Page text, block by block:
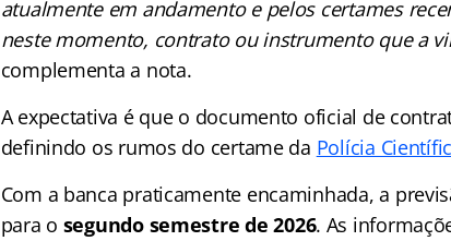
atualmente em andamento e pelos certames
neste momento, contrato ou instrumento que a
complementa a nota.
A expectativa é que o documento oficial de
definindo os rumos do certame da Polícia
Com a banca praticamente encaminhada, a
para o segundo semestre de 2026. As